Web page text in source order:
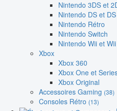
Nintendo 3DS et
Nintendo DS et
Nintendo Rétro
Nintendo Switch
Nintendo Wii et
Xbox
Xbox 360
Xbox One et
Xbox Original
Accessoires Gaming (38)
Consoles Rétro (13)